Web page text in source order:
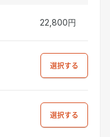
22,800円
選択
選択